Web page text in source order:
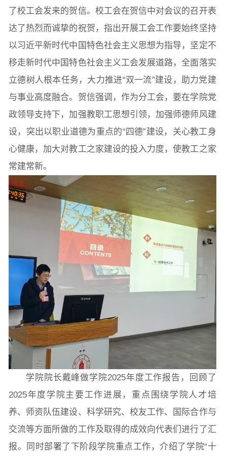
学生活动 创业就业 奖助学金
常用办公电话 办事流程 材料下载
了校工会发来的贺信。校工会在贺信中对会议的召开表
达了热烈而诚挚的祝贺，指出开展工会工作要始终坚持
以习近平新时代中国特色社会主义思想为指导，坚定不
移走新时代中国特色社会主义工会发展道路，全面落实
立德树人根本任务，大力推进“双一流”建设，助力党建
与事业高度融合。贺信强调，作为分工会，要在学院党
政领导支持下，加强教职工思想引领，加强师德师风建
设，突出以职业道德为重点的“四德”建设，关心教工身
心健康，加大对教工之家建设的投入力度，使教工之家
常建常新。
学院院长戴峰做学院2025年度工作报告，回顾了
2025年度学院主要工作进展，重点围绕学院人才培
养、师资队伍建设、科学研究、校友工作、国际合作与
交流等方面所做的工作及取得的成效向代表们进行了汇
报。同时部署了下阶段学院重点工作，介绍了学院“十